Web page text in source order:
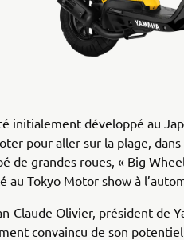
initialement développé au
pour aller sur la plage,
de grandes roues, « Big
au Tokyo Motor show à
Claude Olivier, président de
convaincu de son